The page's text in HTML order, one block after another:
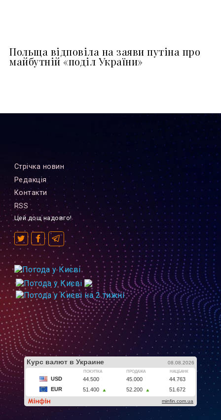
Польща відповіла на заяви путіна про
майбутній «поділ України»
Стрiчка новин
Редакцiя
Контакти
RSS
Цей дощ надовго!